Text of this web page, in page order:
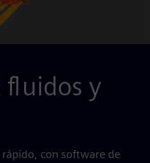
fluidos y
con software de